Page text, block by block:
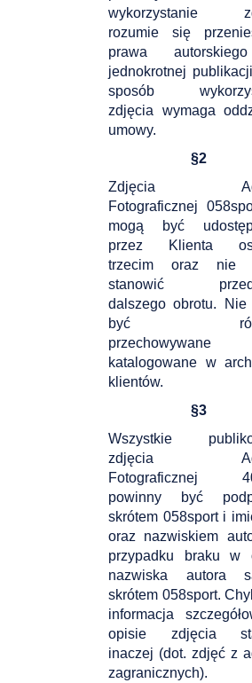
wykorzystanie
rozumie się
prawa
jednokrotnej
sposób
zdjęcia wymaga
umowy.
§2
Zdjęcia
Fotograficznej
mogą być
przez Klienta
trzecim oraz nie
stanowić
dalszego obrotu. Nie
być
katalogowane w
klientów.
§3
Wszystkie
zdjęcia
Fotograficznej
powinny być
skrótem 058sport i
oraz nazwiskiem
przypadku braku w
nazwiska autora
skrótem 058sport.
informacja
opisie zdjęcia
inaczej (dot. zdjęć z